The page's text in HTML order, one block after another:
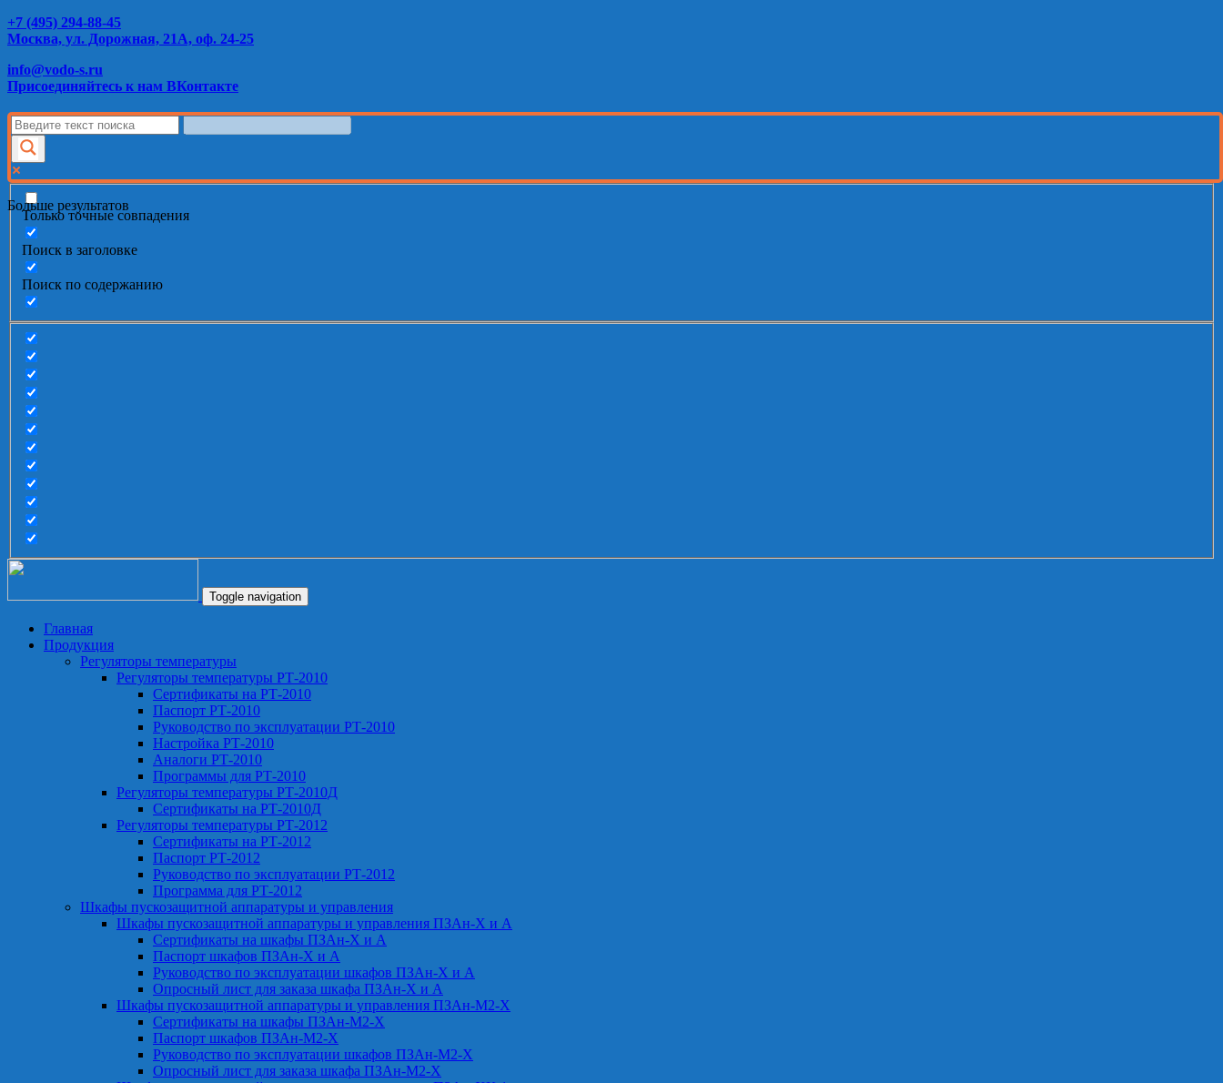
+7 (495) 294-88-45
Москва, ул. Дорожная, 21А, оф. 24-25
info@vodo-s.ru
Присоединяйтесь к нам ВКонтакте
Больше результатов
Только точные совпадения
Поиск в заголовке
Поиск по содержанию
Toggle navigation
Главная
Продукция
Регуляторы температуры
Регуляторы температуры РТ-2010
Сертификаты на РТ-2010
Паспорт РТ-2010
Руководство по эксплуатации РТ-2010
Настройка РТ-2010
Аналоги РТ-2010
Программы для РТ-2010
Регуляторы температуры РТ-2010Д
Сертификаты на РТ-2010Д
Регуляторы температуры РТ-2012
Сертификаты на РТ-2012
Паспорт РТ-2012
Руководство по эксплуатации РТ-2012
Программа для РТ-2012
Шкафы пускозащитной аппаратуры и управления
Шкафы пускозащитной аппаратуры и управления ПЗАн-Х и А
Сертификаты на шкафы ПЗАн-Х и А
Паспорт шкафов ПЗАн-Х и А
Руководство по эксплуатации шкафов ПЗАн-Х и А
Опросный лист для заказа шкафа ПЗАн-Х и А
Шкафы пускозащитной аппаратуры и управления ПЗАн-М2-Х
Сертификаты на шкафы ПЗАн-М2-Х
Паспорт шкафов ПЗАн-М2-Х
Руководство по эксплуатации шкафов ПЗАн-М2-Х
Опросный лист для заказа шкафа ПЗАн-М2-Х